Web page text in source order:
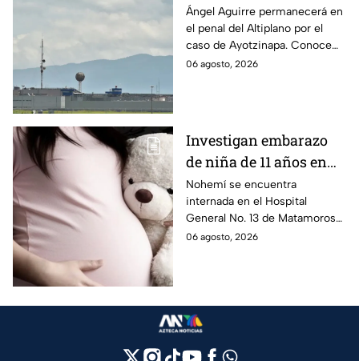
permanecerá Ángel
Aguirre por caso
Ayotzinapa
Ángel Aguirre permanecerá en
el penal del Altiplano por el
caso de Ayotzinapa. Conoce
dónde está, cómo es esta
06 agosto, 2026
Investigan embarazo
de niña de 11 años en
Matamoros,
Tamaulipas; ¿qué pasó
con Nohemí?
Nohemí se encuentra
internada en el Hospital
General No. 13 de Matamoros
tras complicaciones por un
06 agosto, 2026